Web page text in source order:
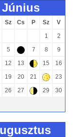
június
Sz Cs P Sz
V
1
2
5 - 7 8
9
12 13 ) 15
16
19 20 21 +
23
26 27 ( 29 30